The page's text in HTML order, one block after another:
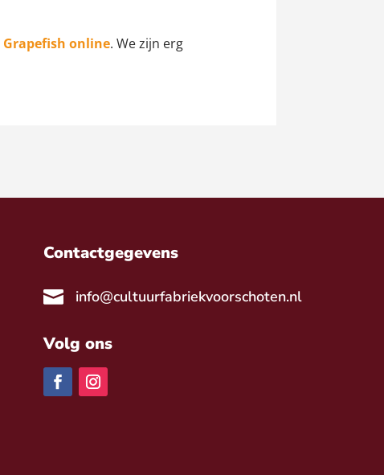
Grapefish online. We zijn erg
Contactgegevens
 info@cultuurfabriekvoorschoten.nl
Volg ons